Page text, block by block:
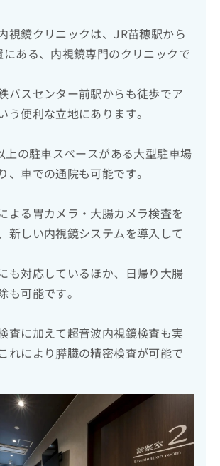
視鏡クリニックは、JR苗穂駅から
ある、内視鏡専門のクリニックで
バスセンター前駅からも徒歩でア
う便利な立地にあります。
上の駐車スペースがある大型駐車場
、車での通院も可能です。
よる胃カメラ・大腸カメラ検査を
新しい内視鏡システムを導入して
も対応しているほか、日帰り大腸
も可能です。
査に加えて超音波内視鏡検査も実
れにより膵臓の精密検査が可能で